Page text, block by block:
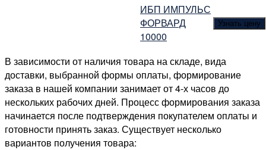
ИБП ИМПУЛЬС
ФОРВАРД
10000
Узнать цену
В зависимости от наличия товара на складе, вида
доставки, выбранной формы оплаты, формирование
заказа в нашей компании занимает от 4-х часов до
нескольких рабочих дней. Процесс формирования заказа
начинается после подтверждения покупателем оплаты и
готовности принять заказ. Существует несколько
вариантов получения товара: